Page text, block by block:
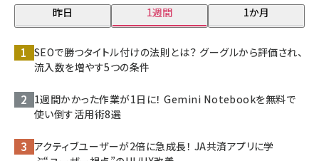
昨日 1週間 1か月
SEOで勝つタイトル付けの法則とは？ グーグルから評価され、
流入数を増やす5つの条件
1週間かかった作業が1日に！ Gemini Notebookを無料で
使い倒す活用術8選
アクティブユーザーが2倍に急成長！ JA共済アプリに学